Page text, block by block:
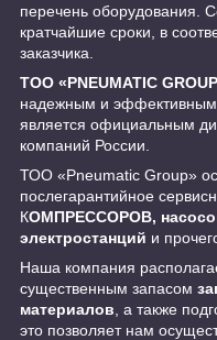
перечень оборудования.
кратчайшие сроки, в
заказчика.
ТОО «PNEUMATIC
надежным и
является официальным
компаний России.
ТОО «Pneumatic Group»
послегарантийное
КОМПРЕССОРОВ,
электростанций и
Наша компания
существенным запасом
материалов , а также
это позволяет нам